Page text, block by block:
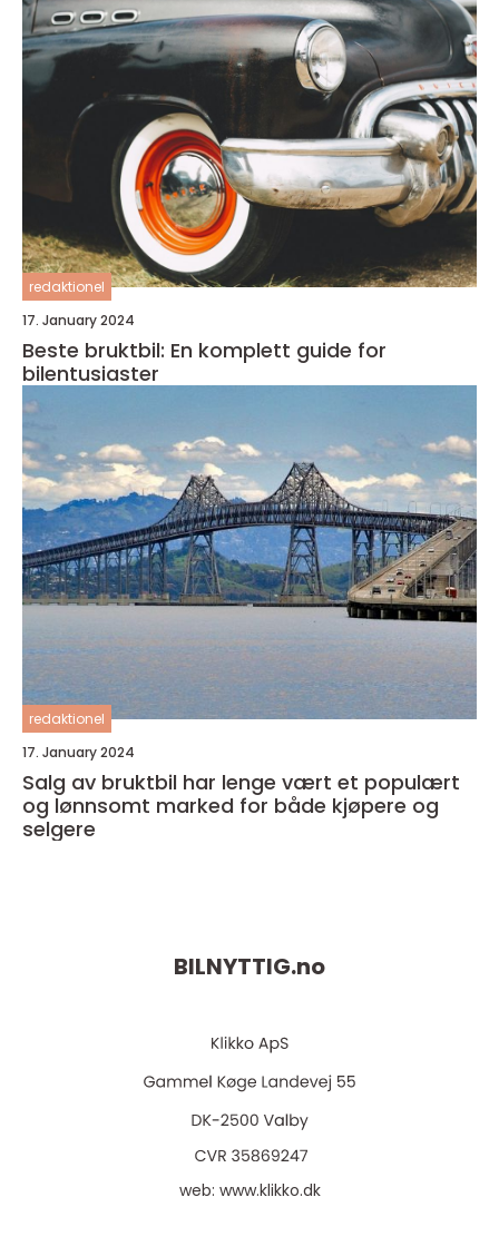
redaktionel
17. January 2024
Beste bruktbil: En komplett guide for
bilentusiaster
redaktionel
17. January 2024
Salg av bruktbil har lenge vært et populært
og lønnsomt marked for både kjøpere og
selgere
BILNYTTIG.no
web: www.klikko.dk